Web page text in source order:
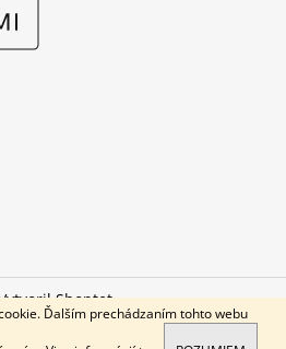
Ďalším prechádzaním tohto webu
Shoptet